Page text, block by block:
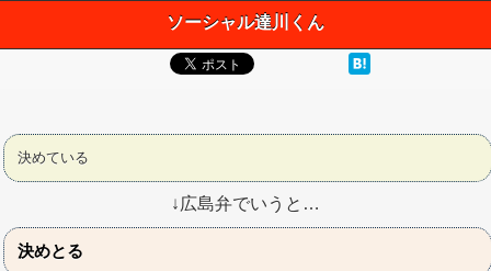
ソーシャル達川くん
決めている
↓広島弁でいうと…
決めとる